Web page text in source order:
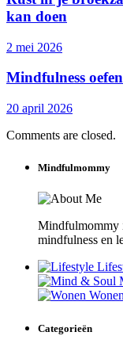
kan doen
2 mei 2026
Mindfulness
20 april 2026
Comments are closed.
Mindfulmommy
Mindfulmommy
mindfulness en
Wonen
Categorieën